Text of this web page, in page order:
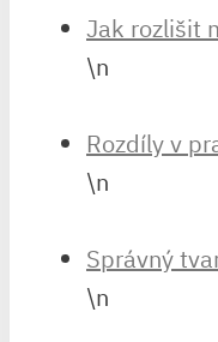
Jak rozlišit
\n
Rozdíly v
\n
Správný
\n